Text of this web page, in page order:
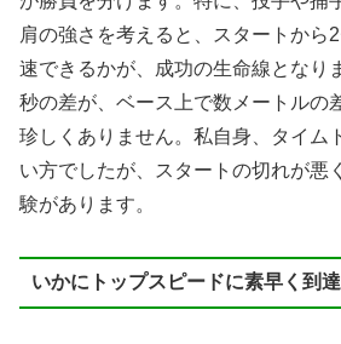
肩の強さを考えると、スタートから
速できるかが、成功の生命線となり
秒の差が、ベース上で数メートルの
珍しくありません。私自身、タイム
い方でしたが、スタートの切れが悪
験があります。
いかにトップスピードに素早く到